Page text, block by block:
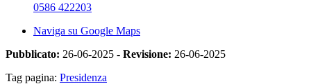
0586 422203
Naviga su Google Maps
Pubblicato: 26-06-2025 - Revisione: 26-06-2025
Tag pagina: Presidenza